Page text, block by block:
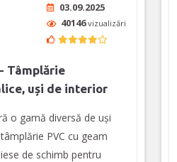
03.09.2025
40146vizualizări
- Tâmplărie
uși de interior
o gamă diversă de uşi
PVC cu geam
de schimb pentru